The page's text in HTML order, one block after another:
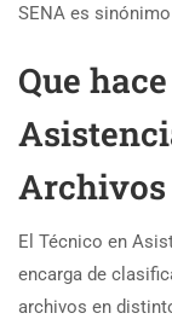
SENA es
Que
Archivos
El Técnico en
encarga de
archivos en